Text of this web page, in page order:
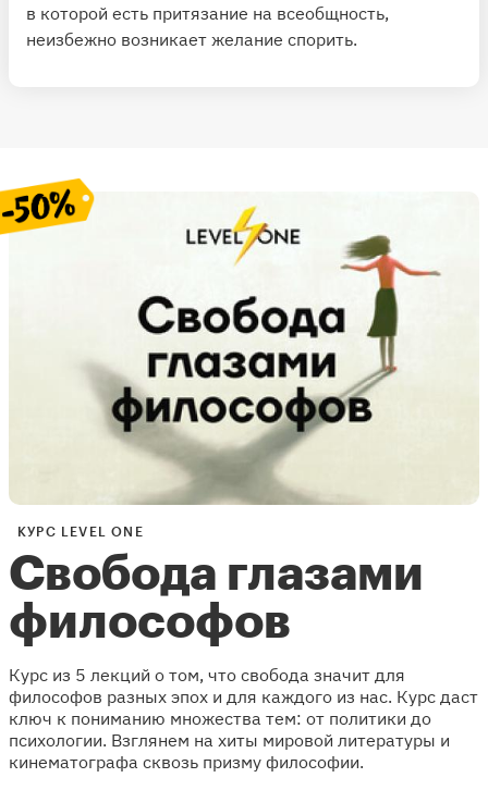
в которой есть притязание на всеобщность,
неизбежно возникает желание спорить.
КУРС LEVEL ONE
Свобода глазами
философов
Курс из 5 лекций о том, что свобода значит для
философов разных эпох и для каждого из нас. Курс даст
ключ к пониманию множества тем: от политики до
психологии. Взглянем на хиты мировой литературы и
кинематографа сквозь призму философии.